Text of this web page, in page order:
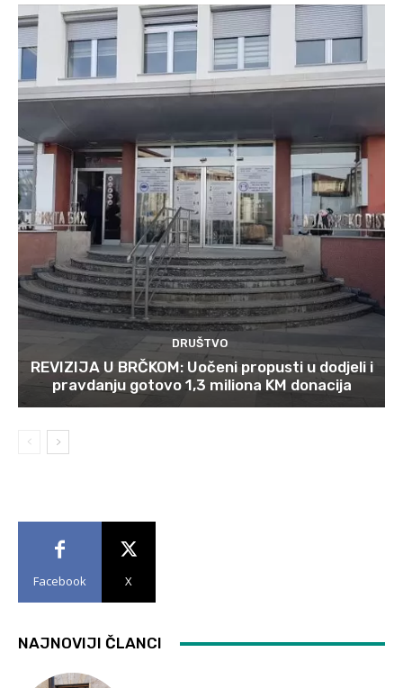
DRUŠTVO
REVIZIJA U BRČKOM: Uočeni propusti u dodjeli i
pravdanju gotovo 1,3 miliona KM donacija
Facebook X
NAJNOVIJI ČLANCI